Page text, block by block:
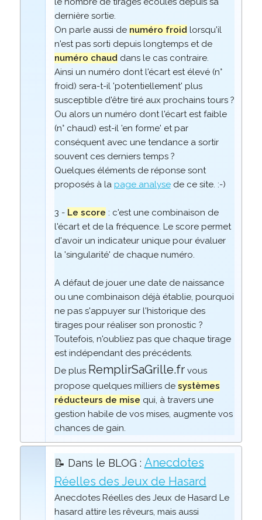
dernière sortie.
On parle aussi de numéro froid lorsqu'il
n'est pas sorti depuis longtemps et de
numéro chaud dans le cas contraire.
Ainsi un numéro dont l'écart est élevé (n°
froid) sera-t-il 'potentiellement' plus
susceptible d'être tiré aux prochains tours ?
Ou alors un numéro dont l'écart est faible
(n° chaud) est-il 'en forme' et par
conséquent avec une tendance a sortir
souvent ces derniers temps ?
Quelques éléments de réponse sont
proposés à la page analysede ce site. :-)
3 - Le score : c'est une combinaison de
l'écart et de la fréquence. Le score permet
d'avoir un indicateur unique pour évaluer
la 'singularité' de chaque numéro.
A défaut de jouer une date de naissance
ou une combinaison déjà établie, pourquoi
ne pas s'appuyer sur l'historique des
tirages pour réaliser son pronostic ?
Toutefois, n'oubliez pas que chaque tirage
est indépendant des précédents.
De plus RemplirSaGrille.frvous
propose quelques milliers de systèmes
réducteurs de mise qui, à travers une
gestion habile de vos mises, augmente vos
chances de gain.
📝 Dans le BLOG : Anecdotes
Réelles des Jeux de Hasard
Anecdotes Réelles des Jeux de Hasard Le
hasard attire les rêveurs, mais aussi